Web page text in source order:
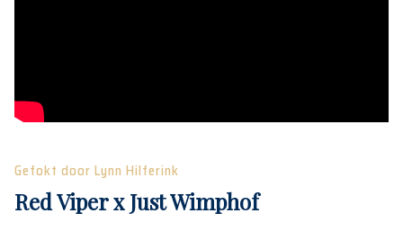
Gefokt door Lynn Hilferink
Red Viper x Just Wimphof